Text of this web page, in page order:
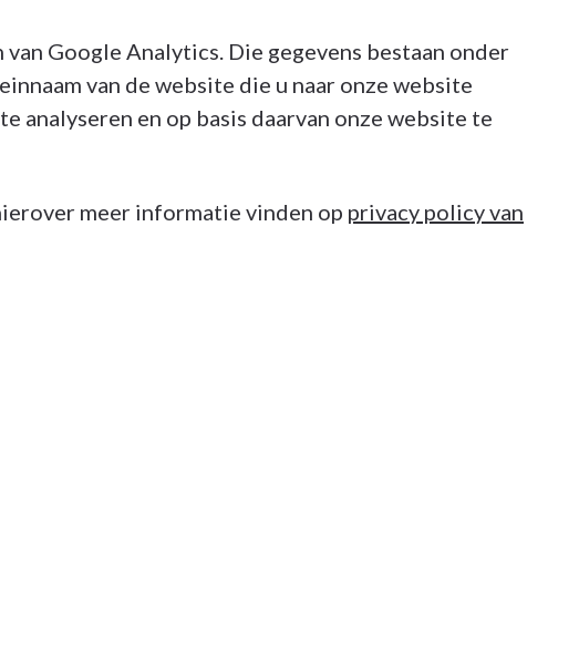
Google Analytics. Die gegevens bestaan onder
van de website die u naar onze website
analyseren en op basis daarvan onze website te
meer informatie vinden op privacy policy van